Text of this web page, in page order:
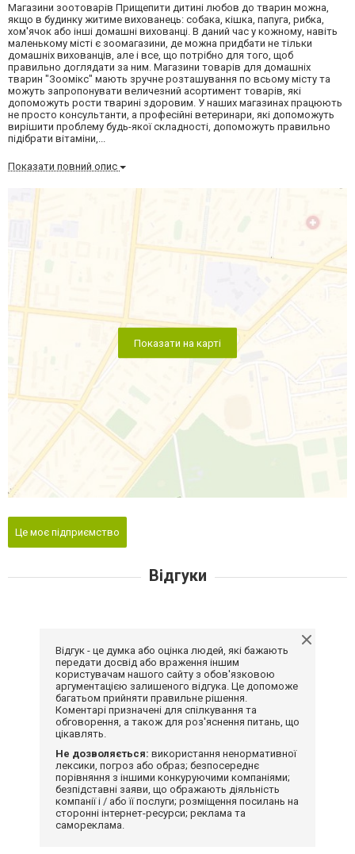
Магазини зоотоварів Прищепити дитині любов до тварин можна,
якщо в будинку житиме вихованець: собака, кішка, папуга, рибка,
хом'ячок або інші домашні вихованці. В даний час у кожному, навіть
маленькому місті є зоомагазини, де можна придбати не тільки
домашніх вихованців, але і все, що потрібно для того, щоб
правильно доглядати за ним. Магазини товарів для домашніх
тварин "Зоомікс" мають зручне розташування по всьому місту та
можуть запропонувати величезний асортимент товарів, які
допоможуть рости тварині здоровим. У наших магазинах працюють
не просто консультанти, а професійні ветеринари, які допоможуть
вирішити проблему будь-якої складності, допоможуть правильно
підібрати вітаміни,...
Показати повний опис
Показати на карті
Це моє підприємство
Відгуки
Відгук - це думка або оцінка людей, які бажають
передати досвід або враження іншим
користувачам нашого сайту з обов'язковою
аргументацією залишеного відгука. Це допоможе
багатьом прийняти правильне рішення.
Коментарі призначені для спілкування та
обговорення, а також для роз'яснення питань, що
цікавлять.
Не дозволяється: використання ненормативної
лексики, погроз або образ; безпосереднє
порівняння з іншими конкуруючими компаніями;
безпідставні заяви, що ображають діяльність
компанії і / або її послуги; розміщення посилань на
сторонні інтернет-ресурси; реклама та
самореклама.